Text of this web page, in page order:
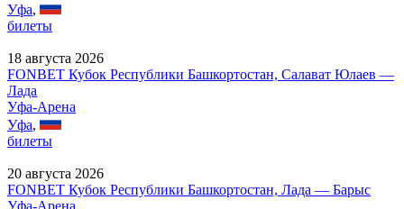
Уфа,
билеты
18 августа 2026
FONBET Кубок Республики Башкортостан, Салават Юлаев —
Лада
Уфа-Арена
Уфа,
билеты
20 августа 2026
FONBET Кубок Республики Башкортостан, Лада — Барыс
Уфа-Арена